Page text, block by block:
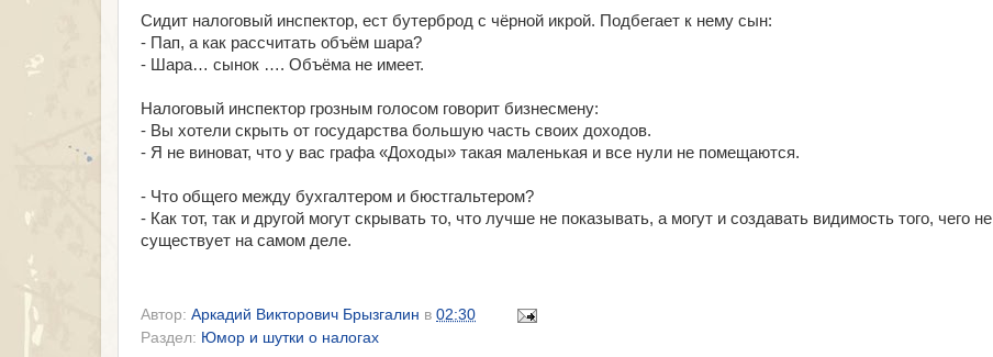
Сидит налоговый инспектор, ест бутерброд с чёрной икрой. Подбегает к нему сын:
- Пап, а как рассчитать объём шара?
- Шара… сынок …. Объёма не имеет.
Налоговый инспектор грозным голосом говорит бизнесмену:
- Вы хотели скрыть от государства большую часть своих доходов.
- Я не виноват, что у вас графа «Доходы» такая маленькая и все нули не помещаются.
- Что общего между бухгалтером и бюстгальтером?
- Как тот, так и другой могут скрывать то, что лучше не показывать, а могут и создавать видимость того, чего не
существует на самом деле.
Автор: Аркадий Викторович Брызгалин в 02:30
Раздел: Юмор и шутки о налогах